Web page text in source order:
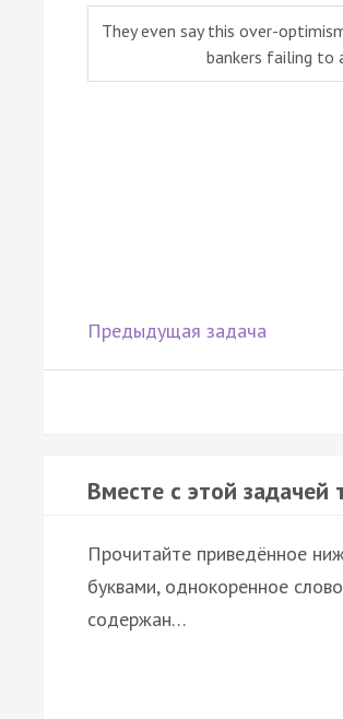
They even say this over-
bankers failing to
Предыдущая задача
Вместе с этой
Прочитайте приведённое
буквами, однокоренное
содержан…